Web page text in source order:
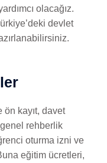
olacağız.
devlet
ön kayıt, davet
rehberlik
oturma izni ve
eğitim ücretleri,